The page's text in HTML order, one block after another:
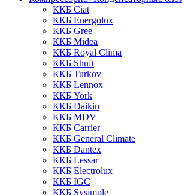
ККБ Ciat
ККБ Energolux
ККБ Gree
ККБ Midea
ККБ Royal Clima
ККБ Shuft
ККБ Turkov
ККБ Lennox
ККБ York
ККБ Daikin
ККБ MDV
ККБ Carrier
ККБ General Climate
ККБ Dantex
ККБ Lessar
ККБ Electrolux
ККБ IGC
ККБ Sysimple